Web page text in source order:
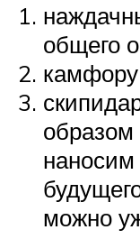
общего
наносим
можно